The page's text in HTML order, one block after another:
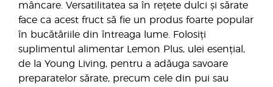
mâncare. Versatilitatea sa în rețete dulci și sărate
face ca acest fruct să fie un produs foarte popular
în bucătăriile din întreaga lume. Folosiți
suplimentul alimentar Lemon Plus, ulei esențial,
de la Young Living, pentru a adăuga savoare
preparatelor sărate, precum cele din pui sau